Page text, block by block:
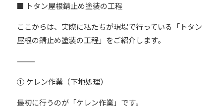
■ トタン屋根錆止め塗装の工程
ここからは、実際に私たちが現場で行っている「トタン
屋根の錆止め塗装の工程」をご紹介します。
⸻
① ケレン作業（下地処理）
最初に行うのが「ケレン作業」です。